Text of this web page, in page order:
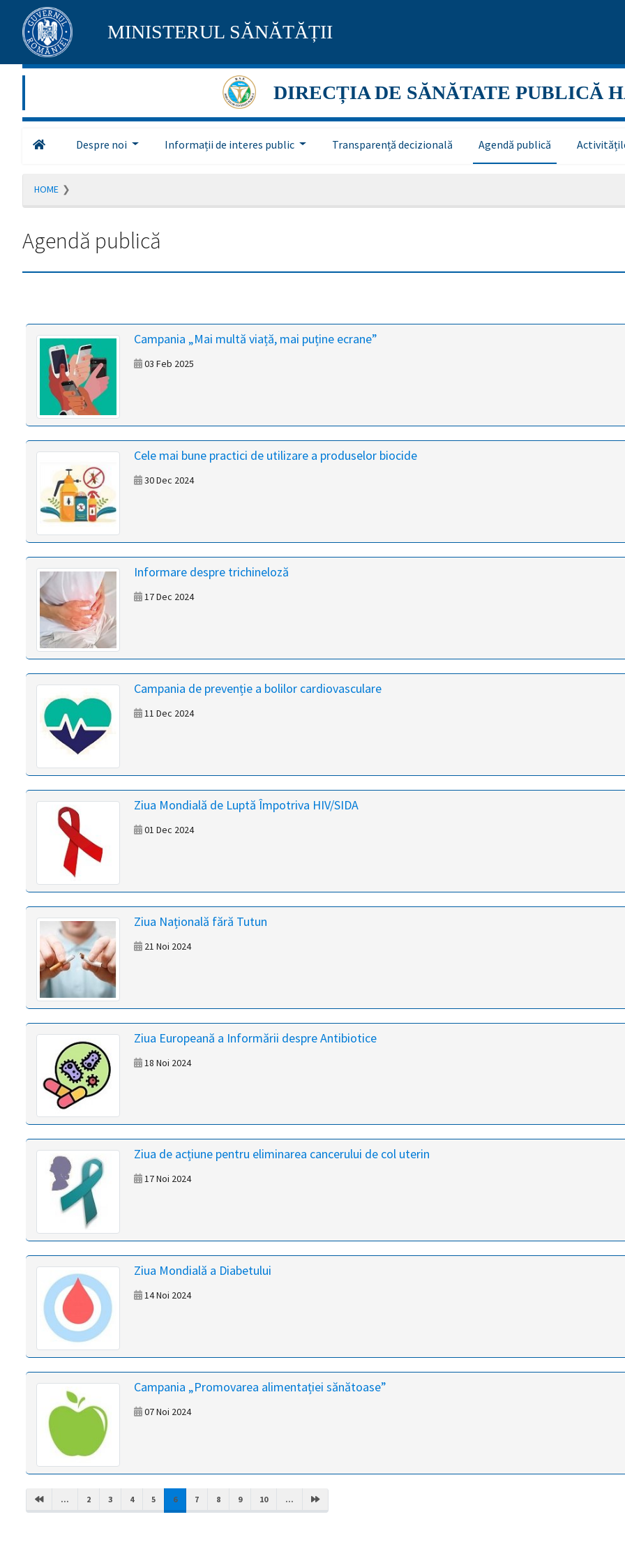
Pagina
maghiară
se
află
construcție
Redirecționare
română
secunde.
magyar
nyelvű
oldal
fejlesztés
alatt
Átiranyítás
román
nyelvű
másodpercen
MINISTERUL SĂNĂTĂȚII
DIRECȚIA DE SĂNĂTATE PUBLICĂ
Despre noi Informații de interes public Transparență decizională Agendă publică
HOME
Agendă publică
Campania „Mai multă viață, mai puține ecrane”
03 Feb 2025
Cele mai bune practici de utilizare a produselor biocide
30 Dec 2024
Informare despre trichineloză
17 Dec 2024
Campania de prevenție a bolilor cardiovasculare
11 Dec 2024
Ziua Mondială de Luptă Împotriva HIV/SIDA
01 Dec 2024
Ziua Națională fără Tutun
21 Noi 2024
Ziua Europeană a Informării despre Antibiotice
18 Noi 2024
Ziua de acțiune pentru eliminarea cancerului de col uterin
17 Noi 2024
Ziua Mondială a Diabetului
14 Noi 2024
Campania „Promovarea alimentației sănătoase”
07 Noi 2024
... 2 3 4 5 6(CURRENT)
7 8 9 10 ...